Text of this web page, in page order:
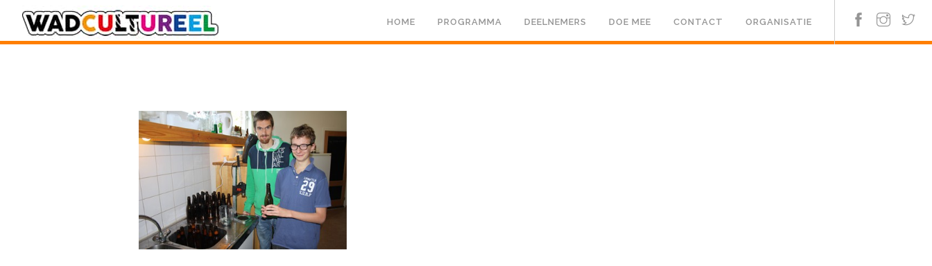
HOME PROGRAMMA DEELNEMERS DOE MEE CONTACT ORGANISATIE